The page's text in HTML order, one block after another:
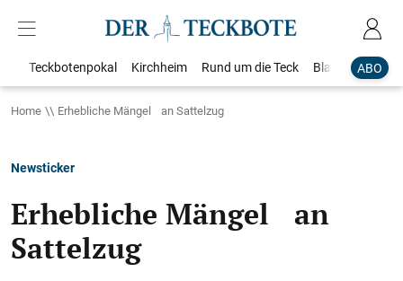
ABO
Teckbotenpokal Kirchheim Rund um die Teck Blaulicht
Home Erhebliche Mängel an Sattelzug
Newsticker
Erhebliche Mängel an
Sattelzug